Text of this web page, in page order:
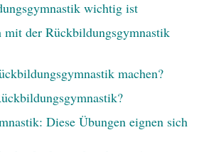
wichtig ist
mit der Rückbildungsgymnastik
machen?
Diese Übungen eignen sich